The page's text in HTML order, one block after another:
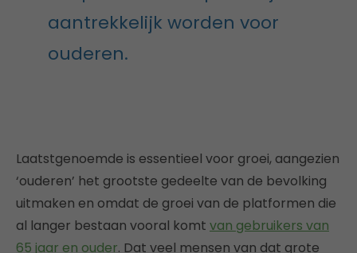
aantrekkelijk worden voor
ouderen.
Laatstgenoemde is essentieel voor groei, aangezien
‘ouderen’ het grootste gedeelte van de bevolking
uitmaken en omdat de groei van de platformen die
al langer bestaan vooral komt van gebruikers van
65 jaar en ouder. Dat veel mensen van dat grote